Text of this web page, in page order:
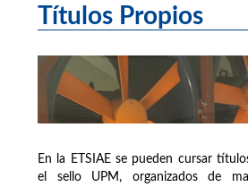
Títulos Propios
En la ETSIAE se pueden cursar
el sello UPM, organizados de